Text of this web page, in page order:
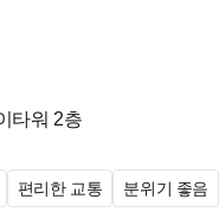
타워 2층
편리한 교통 분위기 좋음